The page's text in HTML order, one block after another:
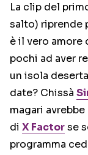
La clip del
salto) riprende
è il vero amore
pochi ad aver
un isola
date? Chissà
magari
di X Factorse
programma